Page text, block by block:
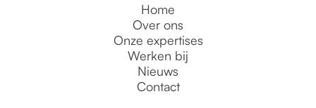
Home
Over ons
Onze expertises
Werken bij
Nieuws
Contact